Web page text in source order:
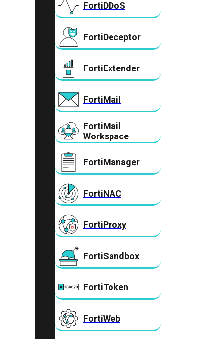
FortiDDoS
FortiDeceptor
FortiExtender
FortiMail
FortiMail
Workspace
FortiManager
FortiNAC
FortiProxy
FortiSandbox
FortiToken
FortiWeb